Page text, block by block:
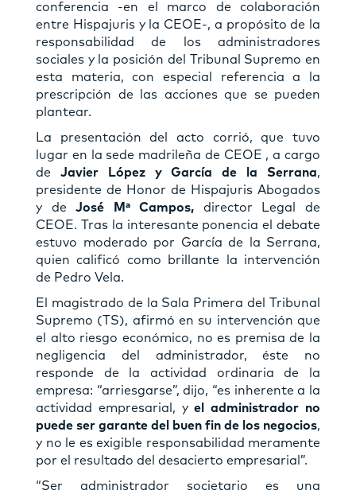
conferencia -en el marco de colaboración
entre Hispajuris y la CEOE-, a propósito de la
responsabilidad de los administradores
sociales y la posición del Tribunal Supremo en
esta materia, con especial referencia a la
prescripción de las acciones que se pueden
plantear.
La presentación del acto corrió, que tuvo
lugar en la sede madrileña de CEOE , a cargo
de Javier López y García de la Serrana,
presidente de Honor de Hispajuris Abogados
y deJosé Mª Campos, director Legal de
CEOE. Tras la interesante ponencia el debate
estuvo moderado por García de la Serrana,
quien calificó como brillante la intervención
de Pedro Vela.
El magistrado de la Sala Primera del Tribunal
Supremo (TS), afirmó en su intervención que
el alto riesgo económico, no es premisa de la
negligencia del administrador, éste no
responde de la actividad ordinaria de la
empresa: “arriesgarse”, dijo, “es inherente a la
actividad empresarial, yel administrador no
puede ser garante del buen fin de los negocios,
y no le es exigible responsabilidad meramente
por el resultado del desacierto empresarial”.
“Ser administrador societario es una